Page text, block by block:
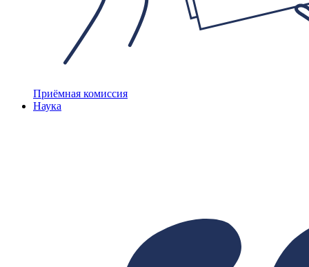
Приёмная комиссия
Наука